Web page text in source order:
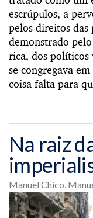
escrúpulos, a
pelos direitos das
demonstrado
rica, dos políticos
se congregava
coisa falta para
Na raiz
Manuel Chico,